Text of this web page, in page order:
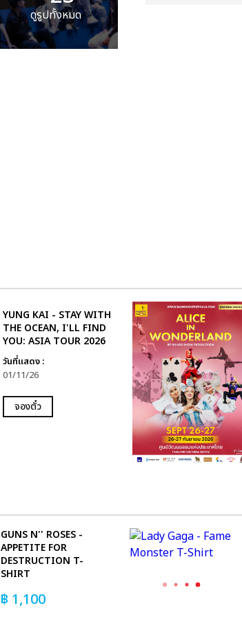
ดูรูปทั้งหมด
YUNG KAI - STAY WITH
THE OCEAN, I'LL FIND
YOU: ASIA TOUR 2026
วันที่แสดง :
01/11/26
จองตั๋ว
GUNS N'' ROSES -
APPETITE FOR
DESTRUCTION T-
SHIRT
฿ 1,100